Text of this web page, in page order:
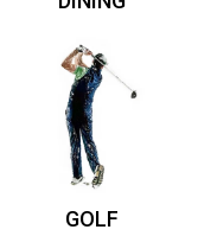
GOLF